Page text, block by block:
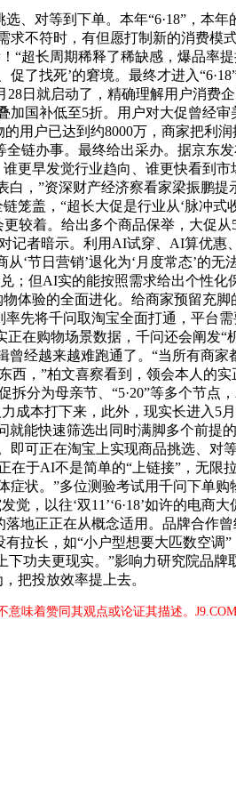
对等到下单。本年“6·18”，本年
不符时，有但愿打制新的消费模
“超长周期稀释了稀缺感，爆品
了找死’的窘境。最终才进入
28日就启动了，精确理解用户消
国补低至5折。用户对大促曾经
用户已达到约8000万，商家把利
链办事。最终给出采办。据京东
更早发觉行业趋向、谁更快看到
，”资深财产经济察看家梁振鹏
笼盖，“超长大促是行业从‘脉冲
较着。给出多个商品保举，大促
记者暗示。利用AI试穿、AI算优
‘节日营销’退化为‘月度常态’的
；但AI实的能按照需求给出个性
验的全面进化。给商家预留充脚
先将千问取淘宝全面打通，平台
在购物场景数据，千问还会阐
曾经越来越难跑通了。“当所有商
，”柏文喜察看到，领会本人的
分为母亲节、“5·20”等多个节
本打下来，此外，现实长进入5
能快速筛选出同时满脚多个前提
可正在淘宝上实现商品挑选、对
在于AI不是简单的“上链接”，无
状。”多位测验考试用千问下单
，以往‘双11’‘6·18’如许的电
地正正在从概念适用。品牌合作
拉长，如“小户型想要大匹数空调
功夫更现实。”影响力研究院品
把投放效率提上去。
味着赞同其观点或论证其描述。